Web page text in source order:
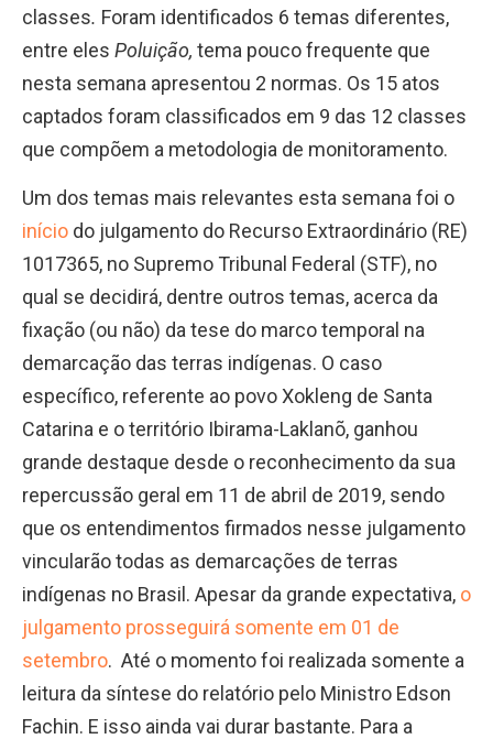
classes. Foram identificados 6 temas diferentes,
entre eles Poluição, tema pouco frequente que
nesta semana apresentou 2 normas. Os 15 atos
captados foram classificados em 9 das 12 classes
que compõem a metodologia de monitoramento.
Um dos temas mais relevantes esta semana foi o
início do julgamento do Recurso Extraordinário (RE)
1017365, no Supremo Tribunal Federal (STF), no
qual se decidirá, dentre outros temas, acerca da
fixação (ou não) da tese do marco temporal na
demarcação das terras indígenas. O caso
específico, referente ao povo Xokleng de Santa
Catarina e o território Ibirama-Laklanõ, ganhou
grande destaque desde o reconhecimento da sua
repercussão geral em 11 de abril de 2019, sendo
que os entendimentos firmados nesse julgamento
vincularão todas as demarcações de terras
indígenas no Brasil. Apesar da grande expectativa, o
julgamento prosseguirá somente em 01 de
setembro. Até o momento foi realizada somente a
leitura da síntese do relatório pelo Ministro Edson
Fachin. E isso ainda vai durar bastante. Para a